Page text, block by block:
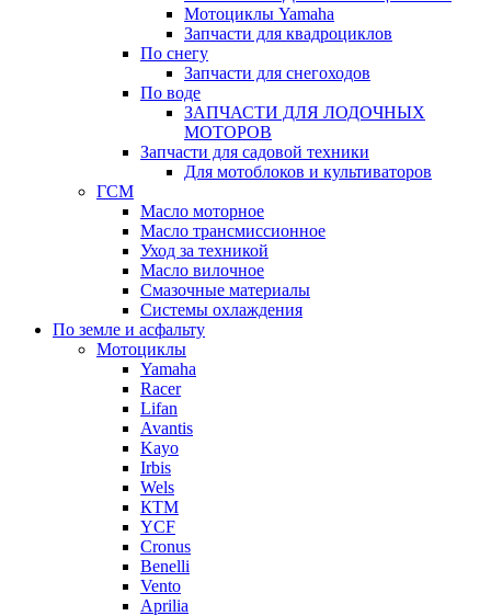
Мотоциклы Yamaha
Запчасти для квадроциклов
По снегу
Запчасти для снегоходов
По воде
ЗАПЧАСТИ ДЛЯ ЛОДОЧНЫХ
МОТОРОВ
Запчасти для садовой техники
Для мотоблоков и культиваторов
ГСМ
Масло моторное
Масло трансмиссионное
Уход за техникой
Масло вилочное
Смазочные материалы
Системы охлаждения
По земле и асфальту
Мотоциклы
Yamaha
Racer
Lifan
Avantis
Kayo
Irbis
Wels
КТМ
YCF
Cronus
Benelli
Vento
Aprilia